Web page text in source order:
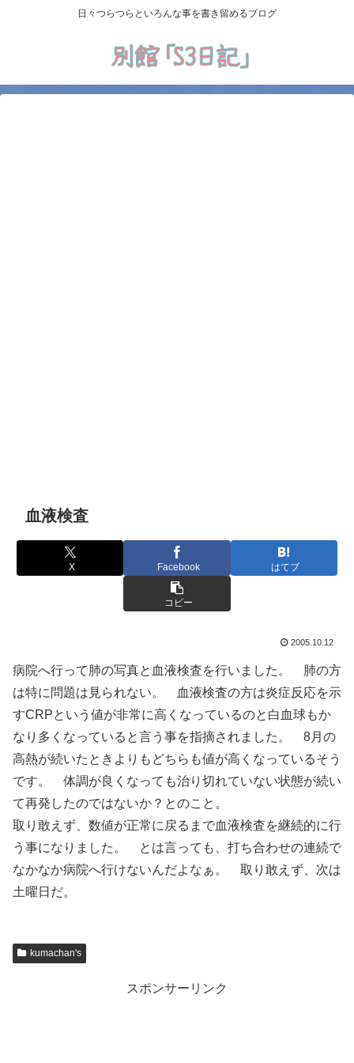
日々つらつらといろんな事を書き留めるブログ
血液検査
X Facebook はてブ
コピー
2005.10.12
病院へ行って肺の写真と血液検査を行いました。 肺の方
は特に問題は見られない。 血液検査の方は炎症反応を示
すCRPという値が非常に高くなっているのと白血球もか
なり多くなっていると言う事を指摘されました。 8月の
高熱が続いたときよりもどちらも値が高くなっているそう
です。 体調が良くなっても治り切れていない状態が続い
て再発したのではないか？とのこと。
取り敢えず、数値が正常に戻るまで血液検査を継続的に行
う事になりました。 とは言っても、打ち合わせの連続で
なかなか病院へ行けないんだよなぁ。 取り敢えず、次は
土曜日だ。
kumachan's
スポンサーリンク